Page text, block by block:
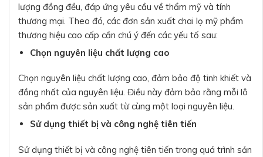
lượng đồng đều, đáp ứng yêu cầu về thẩm mỹ và tính
thương mại. Theo đó, các đơn sản xuất chai lọ mỹ phẩm
thương hiệu cao cấp cần chú ý đến các yếu tố sau:
Chọn nguyên liệu chất lượng cao
Chọn nguyên liệu chất lượng cao, đảm bảo độ tinh khiết và
đồng nhất của nguyên liệu. Điều này đảm bảo rằng mỗi lô
sản phẩm được sản xuất từ cùng một loại nguyên liệu.
Sử dụng thiết bị và công nghệ tiên tiến
Sử dụng thiết bị và công nghệ tiên tiến trong quá trình sản